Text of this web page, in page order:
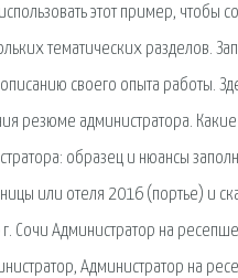
этот пример, чтобы
тематических разделов.
своего опыта работы.
резюме администратора.
образец и нюансы
или отеля 2016 (портье) и
Сочи Администратор на
Администратор на